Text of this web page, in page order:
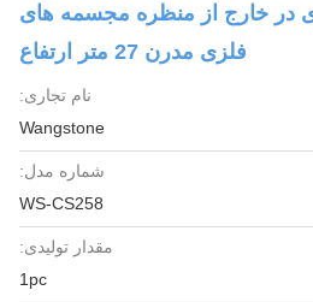
خارج از منظره مجسمه های
فلزی مدرن 27 متر ارتفاع
نام تجاری:
Wangstone
شماره مدل:
WS-CS258
مقدار تولیدی:
1pc